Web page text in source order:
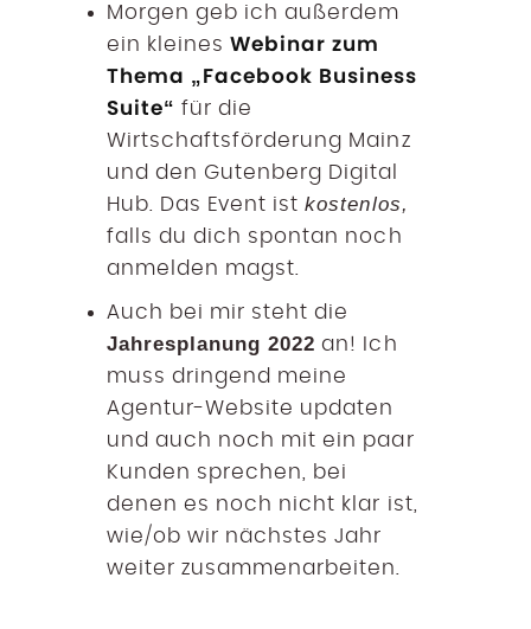
Morgen geb ich außerdem
ein kleinesWebinar zum
Thema „Facebook Business
Suite“ für die
Wirtschaftsförderung Mainz
und den Gutenberg Digital
Hub. Das Event istkostenlos,
falls du dich spontan noch
anmelden magst.
Auch bei mir steht die
Jahresplanung 2022 an! Ich
muss dringend meine
Agentur-Website updaten
und auch noch mit ein paar
Kunden sprechen, bei
denen es noch nicht klar ist,
wie/ob wir nächstes Jahr
weiter zusammenarbeiten.